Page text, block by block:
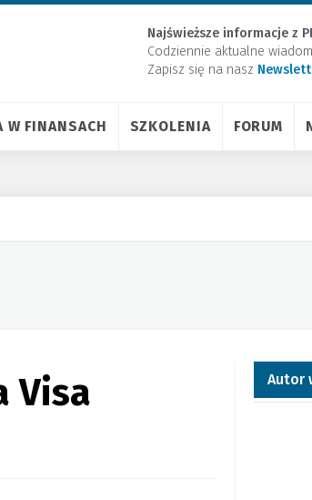
Najświeższe informacje z
Codziennie aktualne
Zapisz się na nasz
W FINANSACH SZKOLENIA FORUM
Visa
Autor